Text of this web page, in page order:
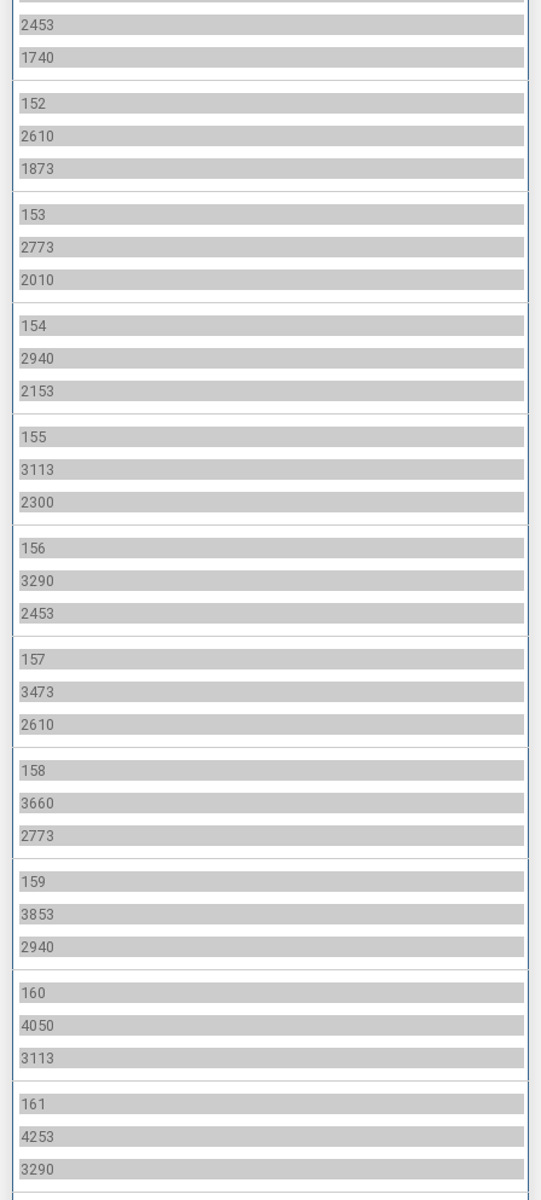
2453
1740
152
2610
1873
153
2773
2010
154
2940
2153
155
3113
2300
156
3290
2453
157
3473
2610
158
3660
2773
159
3853
2940
160
4050
3113
161
4253
3290